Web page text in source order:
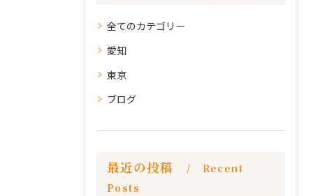
全てのカテゴリー
愛知
東京
ブログ
最近の投稿
Recent
Posts